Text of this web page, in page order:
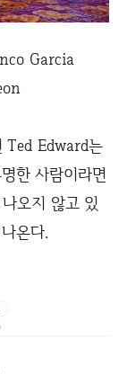
Garcia
Ted Edward는
한 사람이라면
오지 않고 있
온다.